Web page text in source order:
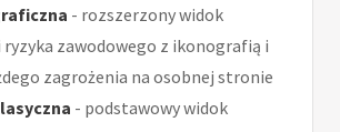
- rozszerzony widok
zawodowego z ikonografią i
zagrożenia na osobnej stronie
- podstawowy widok